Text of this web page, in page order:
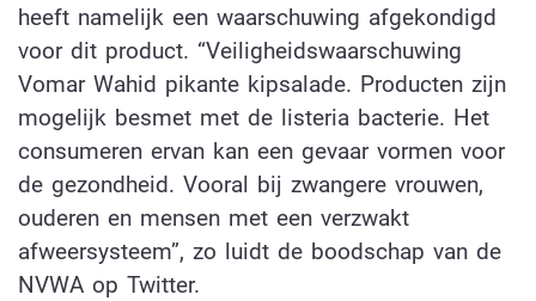
heeft namelijk een waarschuwing afgekondigd
voor dit product. “Veiligheidswaarschuwing
Vomar Wahid pikante kipsalade. Producten zijn
mogelijk besmet met de listeria bacterie. Het
consumeren ervan kan een gevaar vormen voor
de gezondheid. Vooral bij zwangere vrouwen,
ouderen en mensen met een verzwakt
afweersysteem”, zo luidt de boodschap van de
NVWA op Twitter.